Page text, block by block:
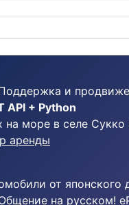
и
API + Python
на море в селе Сукко
аренды
от японского
на русском!